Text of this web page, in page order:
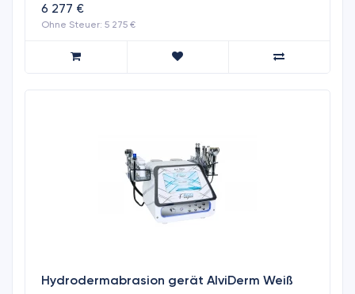
6 277 €
Ohne Steuer: 5 275 €
Hydrodermabrasion gerät AlviDerm Weiß